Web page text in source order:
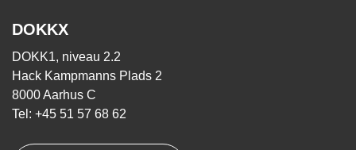
DOKKX
DOKK1, niveau 2.2
Hack Kampmanns Plads 2
8000 Aarhus C
Tel: +45 51 57 68 62